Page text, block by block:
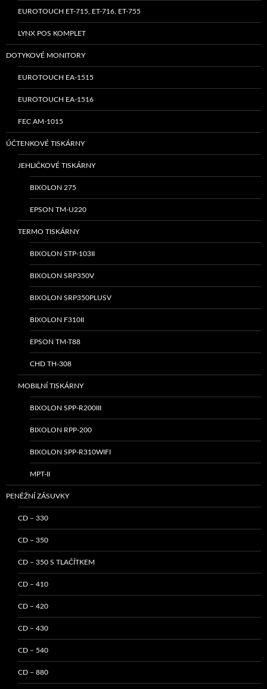
EUROTOUCH ET-715, ET-716, ET-755
LYNX POS KOMPLET
DOTYKOVÉ MONITORY
EUROTOUCH EA-1515
EUROTOUCH EA-1516
FEC AM-1015
ÚČTENKOVÉ TISKÁRNY
JEHLIČKOVÉ TISKÁRNY
BIXOLON 275
EPSON TM-U220
TERMO TISKÁRNY
BIXOLON STP-103II
BIXOLON SRP350V
BIXOLON SRP350PLUSV
BIXOLON F310II
EPSON TM-T88
CHD TH-308
MOBILNÍ TISKÁRNY
BIXOLON SPP-R200III
BIXOLON RPP-200
BIXOLON SPP-R310WIFI
MPT-II
PENĚŽNÍ ZÁSUVKY
CD – 330
CD – 350
CD – 350 S TLAČÍTKEM
CD – 410
CD – 420
CD – 430
CD – 540
CD – 880